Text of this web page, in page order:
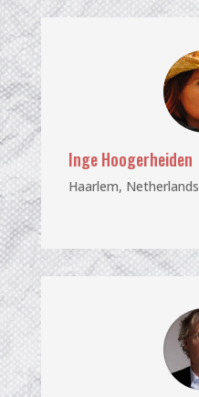
Inge Hoogerheiden
Haarlem, Netherlands